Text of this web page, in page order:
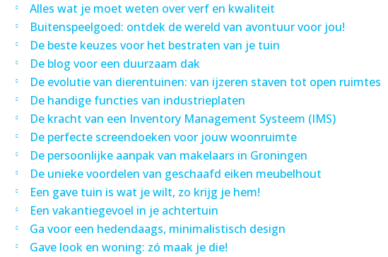
Alles wat je moet weten over verf en kwaliteit
Buitenspeelgoed: ontdek de wereld van avontuur voor jou!
De beste keuzes voor het bestraten van je tuin
De blog voor een duurzaam dak
De evolutie van dierentuinen: van ijzeren staven tot open ruimtes
De handige functies van industrieplaten
De kracht van een Inventory Management Systeem (IMS)
De perfecte screendoeken voor jouw woonruimte
De persoonlijke aanpak van makelaars in Groningen
De unieke voordelen van geschaafd eiken meubelhout
Een gave tuin is wat je wilt, zo krijg je hem!
Een vakantiegevoel in je achtertuin
Ga voor een hedendaags, minimalistisch design
Gave look en woning: zó maak je die!